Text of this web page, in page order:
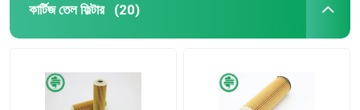
কার্টিজ তেল ফিল্টার (20)